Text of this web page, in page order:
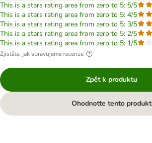
This is a stars rating area from zero to 5: 5/5
This is a stars rating area from zero to 5: 4/5
This is a stars rating area from zero to 5: 3/5
This is a stars rating area from zero to 5: 2/5
This is a stars rating area from zero to 5: 1/5
Zjistěte, jak spravujeme recenze
Zpět k produktu
Ohodnoťte tento produkt